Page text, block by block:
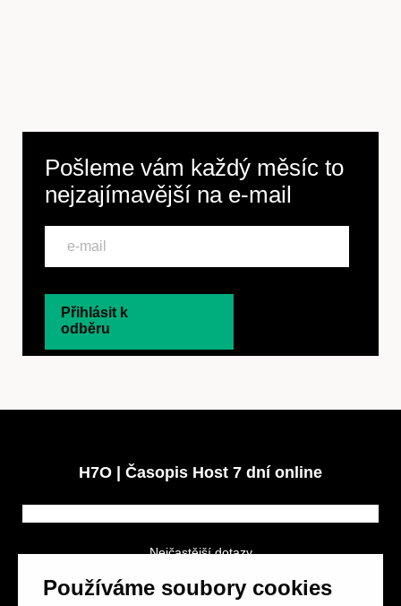
Používáme soubory cookies
Pošleme vám každý měsíc to
nejzajímavější na e-mail
Přihlásit k
odběru
H7O | Časopis Host 7 dní online
Nejčastější dotazy
Obchodní podmínky